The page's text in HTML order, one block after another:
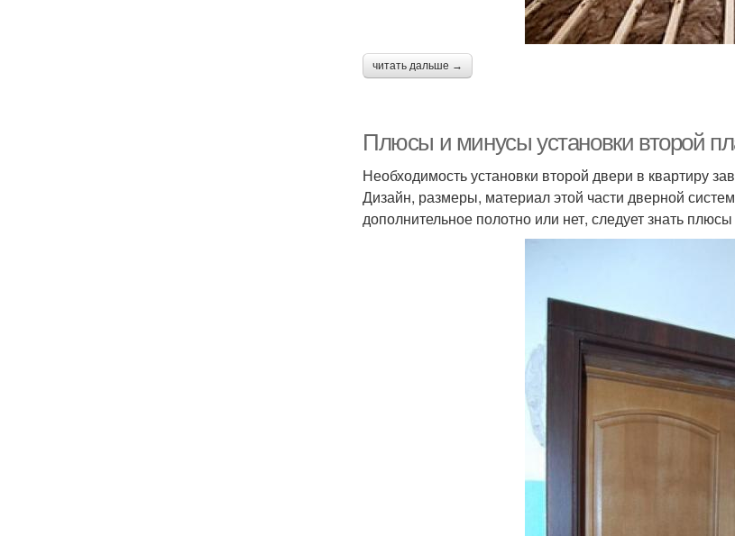
читать дальше →
Плюсы и минусы установки второй
Необходимость установки второй двери в квартиру
Дизайн, размеры, материал этой части дверной
дополнительное полотно или нет, следует знать